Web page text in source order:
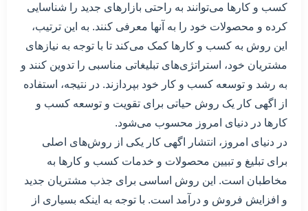
کسب و کارها می‌توانند به راحتی بازارهای جدید را شناسایی
کرده و محصولات خود را به آنها معرفی کنند. به این ترتیب،
این روش به کسب و کارها کمک می‌کند تا با توجه به نیازهای
مشتریان خود، استراتژی‌های تبلیغاتی مناسبی را تدوین کنند و
به رشد و توسعه کسب و کار خود بپردازند. در نتیجه، استفاده
از اگهی کار یک روش حیاتی برای تقویت و توسعه کسب و
کارها در دنیای امروز محسوب می‌شود.
در دنیای امروز، انتشار اگهی کار یکی از روش‌های اصلی
برای تبلیغ و تبیین محصولات و خدمات کسب و کارها به
مخاطبان است. این روش اساسی برای جذب مشتریان جدید
و افزایش فروش و درآمد است. با توجه به اینکه بسیاری از